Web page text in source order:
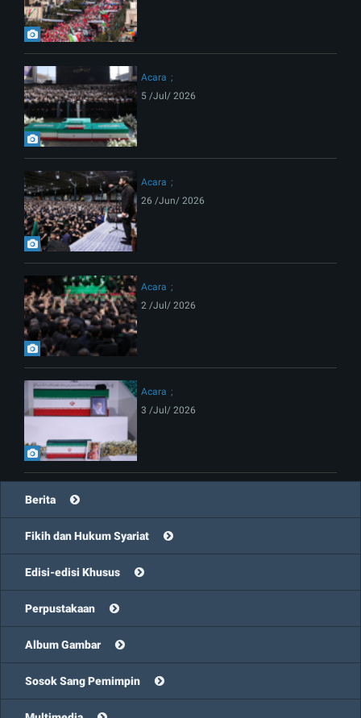
Acara
5 /Jul/ 2026
Acara
26 /Jun/ 2026
Acara
2 /Jul/ 2026
Acara
3 /Jul/ 2026
Berita
Fikih dan Hukum Syariat
Edisi-edisi Khusus
Perpustakaan
Album Gambar
Sosok Sang Pemimpin